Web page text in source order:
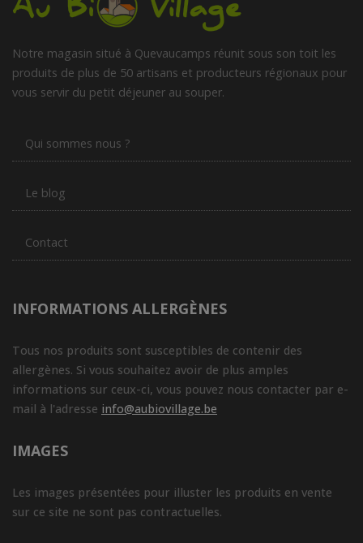
Notre magasin situé à Quevaucamps réunit sous son toit les
produits de plus de 50 artisans et producteurs régionaux pour
vous servir du petit déjeuner au souper.
Qui sommes nous ?
Le blog
Contact
INFORMATIONS ALLERGÈNES
Tous nos produits sont susceptibles de contenir des
allergènes. Si vous souhaitez avoir de plus amples
informations sur ceux-ci, vous pouvez nous contacter par e-
mail à l'adresse info@aubiovillage.be
IMAGES
Les images présentées pour illuster les produits en vente
sur ce site ne sont pas contractuelles.